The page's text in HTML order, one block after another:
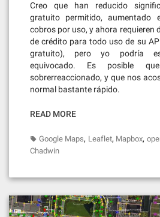
Creo que han reducido
gratuito permitido, aumentado
cobros por uso, y ahora requieren
de crédito para todo uso de su
gratuito), pero yo podría
equivocado. Es posible
sobrerreaccionado, y que nos
normal bastante rápido.
READ MORE
Google Maps, Leaflet, Mapbox,
Chadwin